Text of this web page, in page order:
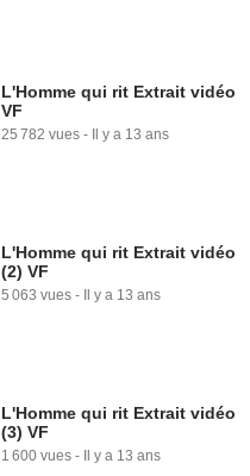
L'Homme qui rit Extrait vidéo
VF
25 782 vues - Il y a 13 ans
L'Homme qui rit Extrait vidéo
(2) VF
5 063 vues - Il y a 13 ans
L'Homme qui rit Extrait vidéo
(3) VF
1 600 vues - Il y a 13 ans